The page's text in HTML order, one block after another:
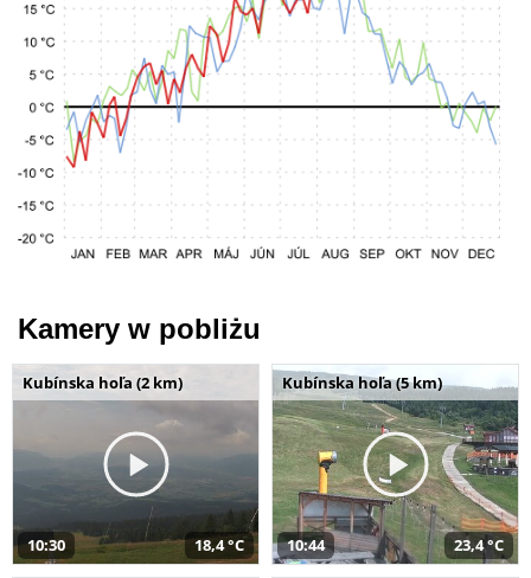
Kamery w pobliżu
Kubínska hoľa (2 km)
10:30 18,4 °C
Kubínska hoľa (5 km)
10:44 23,4 °C